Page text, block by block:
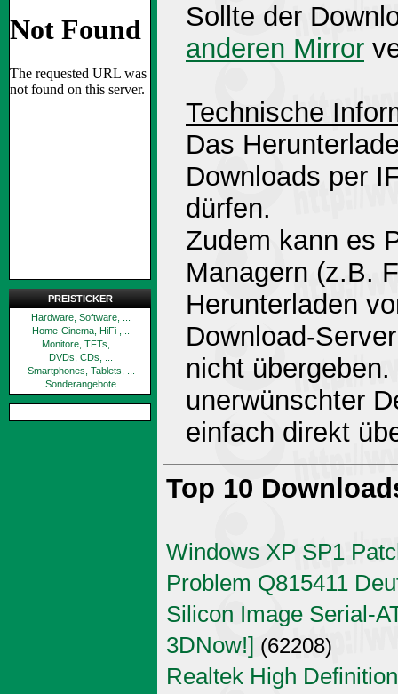
PREISTICKER
Hardware, Software, ...
Home-Cinema, HiFi ,...
Monitore, TFTs, ...
DVDs, CDs, ...
Smartphones, Tablets, ...
Sonderangebote
Sollte der
anderen Mirror
Technische
Das
Downloads per
dürfen.
Zudem kann es
Managern (z.B.
Herunterladen
Download-
nicht
unerwünschter
einfach direkt
Top 10
Windows XP SP1
Problem Q815411
Silicon Image Serial-
3DNow!] (62208)
Realtek High